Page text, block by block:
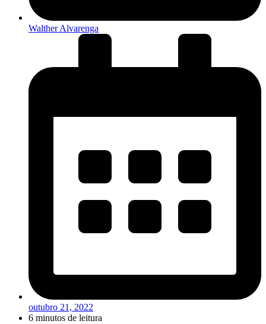
Walther Alvarenga
outubro 21, 2022
6 minutos de leitura